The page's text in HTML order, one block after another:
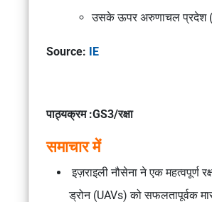
उसके ऊपर अरुणाचल प्रदेश
Source: IE
पाठ्यक्रम :GS3/रक्षा
समाचार में
इज़राइली नौसेना ने एकमहत्वपूर्ण
ड्रोन (UAVs) को सफलतापूर्वक मार